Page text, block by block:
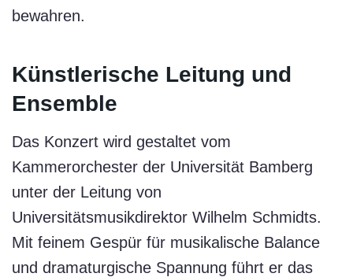
bewahren.
Künstlerische Leitung und
Ensemble
Das Konzert wird gestaltet vom
Kammerorchester der Universität Bamberg
unter der Leitung von
Universitätsmusikdirektor Wilhelm Schmidts.
Mit feinem Gespür für musikalische Balance
und dramaturgische Spannung führt er das